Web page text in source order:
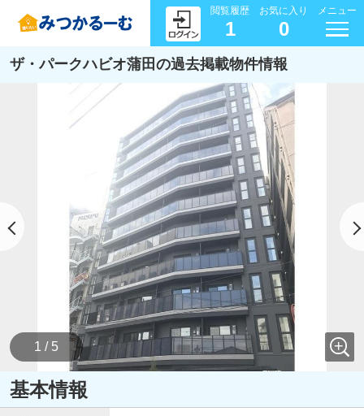
閲覧履歴
1
お気に入り
0
メニュー
ザ・パークハビオ蒲田の過去掲載物件情報
1 / 5
基本情報